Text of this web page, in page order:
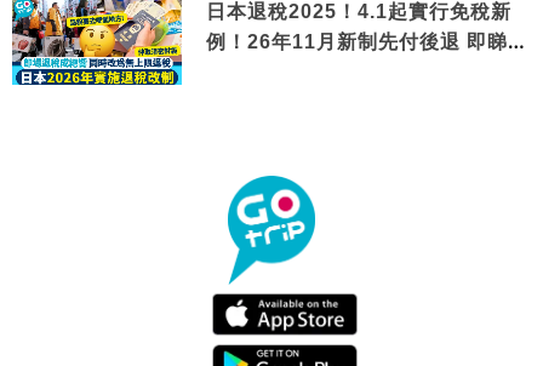
日本退稅2025！4.1起實行免稅新
例！26年11月新制先付後退 即睇步